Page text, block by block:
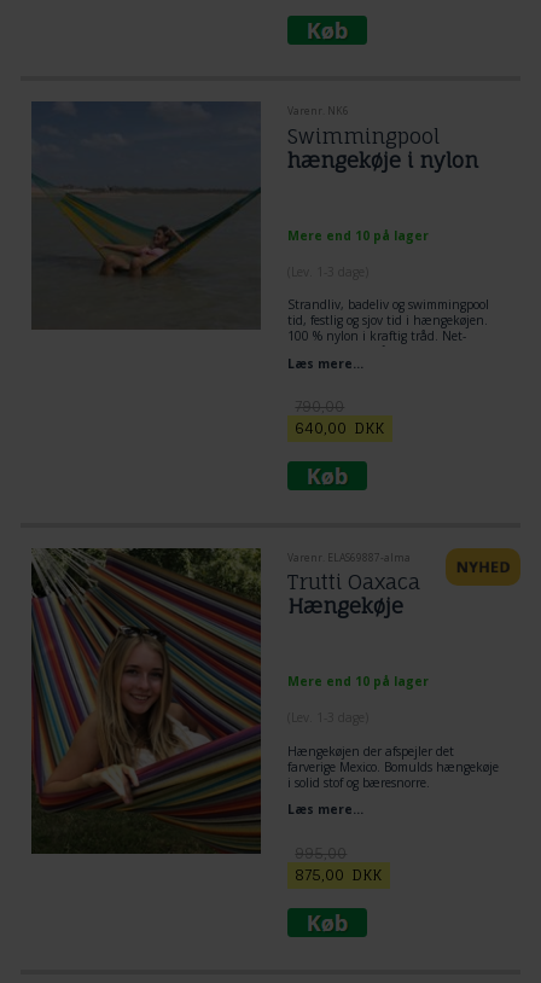
Spar plads i rummet, denne
hængekøjestol er ideel til små rum,
hængende
fra et træ.
SLPS02 DuraSun® hængekøjestol,
stor
Varenr. NK6
Swimmingpool
hængekøje i nylon
Mere end 10 på lager
Strandliv, badeliv og swimmingpool
tid, festlig og sjov tid i hængekøjen.
100 % nylon i kraftig tråd. Net-
hængekøje der tåler vand.
Læs mere...
790,00
640,00 DKK
Varenr. ELAS69887-alma
Trutti Oaxaca
Hængekøje
Mere end 10 på lager
Hængekøjen der afspejler det
farverige Mexico. Bomulds hængekøje
i solid stof og bæresnorre.
Læs mere...
995,00
875,00 DKK